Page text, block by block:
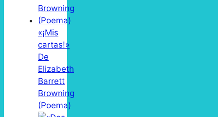
«¡Mis
cartas!»
De
Elizabeth
Barrett
Browning
(Poema)